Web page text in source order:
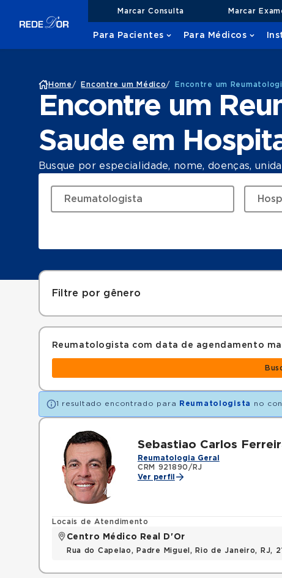
Marcar Consulta Marcar
Para Pacientes Para Médicos
Home / Encontre um Médico/ Encontre um
Encontre um
Saude em
Busque por especialidade, nome, doenças,
Filtre por gênero
Reumatologista com data de agendamento
1 resultado encontrado para Reumatologista no
Sebastiao Carlos
Reumatologia Geral
CRM 921890/RJ
Ver perfil
Locais de Atendimento
Centro Médico Real D'Or
Rua do Capelao, Padre Miguel, Rio de Janeiro, RJ,